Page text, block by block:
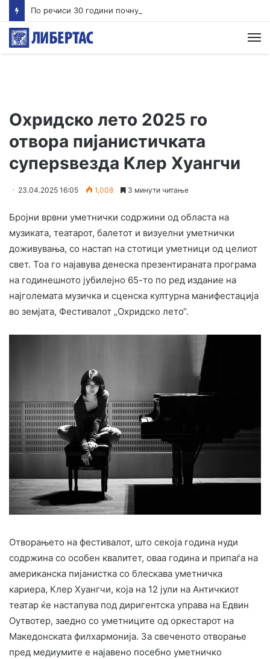
Охридско лето 2025 го
отвора пијанистичката
суперѕвезда Клер Хуангчи
23.04.2025 16:05 1,008 3 минути читање
Бројни врвни уметнички содржини од областа на
музиката, театарот, балетот и визуелни уметнички
доживувања, со настап на стотици уметници од целиот
свет. Тоа го најавува денеска презентираната програма
на годинешното јубилејно 65-то по ред издание на
најголемата музичка и сценска културна манифестација
во земјата, Фестивалот „Охридско лето“.
Отворањето на фестивалот, што секоја година нуди
содржина со особен квалитет, оваа година и припаѓа на
американска пијанистка со блескава уметничка
кариера, Клер Хуангчи, која на 12 јули на Античкиот
театар ќе настапува под диригентска управа на Едвин
Оутвотер, заедно со уметниците од оркестарот на
Македонската филхармонија. За свеченото отворање
пред медиумите е најавено посебно уметничко